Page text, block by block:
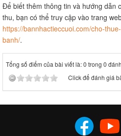
Để biết thêm thông tin và hướng dẫn
thu, bạn có thể truy cập vào trang
https://bannhactieccuoi.com/cho-
banh/.
Tổng số điểm của bài viết là: 0 trong 0
Click để đánh giá